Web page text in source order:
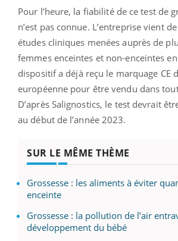
Pour l’heure, la fiabilité de ce test de
n’est pas connue. L’entreprise vient
études cliniques menées auprès de
femmes enceintes et non-enceintes
dispositif a déjà reçu le marquage CE
européenne pour être vendu dans
D’après Salignostics, le test devrait
au début de l’année 2023.
SUR LE MÊME THÈME
Grossesse : les aliments à éviter
enceinte
Grossesse : la pollution de l’air
développement du bébé